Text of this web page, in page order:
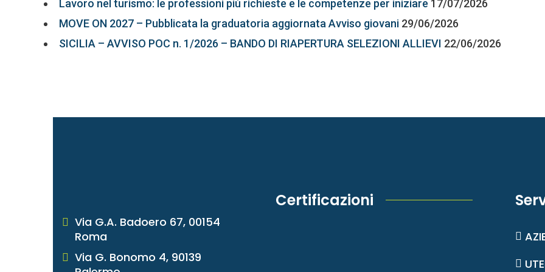
Lavoro nel turismo: le professioni più richieste e le competenze per iniziare 17/07/2026
MOVE ON 2027 – Pubblicata la graduatoria aggiornata Avviso giovani 29/06/2026
SICILIA – AVVISO POC n. 1/2026 – BANDO DI RIAPERTURA SELEZIONI ALLIEVI 22/06/2026
Via G.A. Badoero 67, 00154
Roma
Via G. Bonomo 4, 90139
Certificazioni